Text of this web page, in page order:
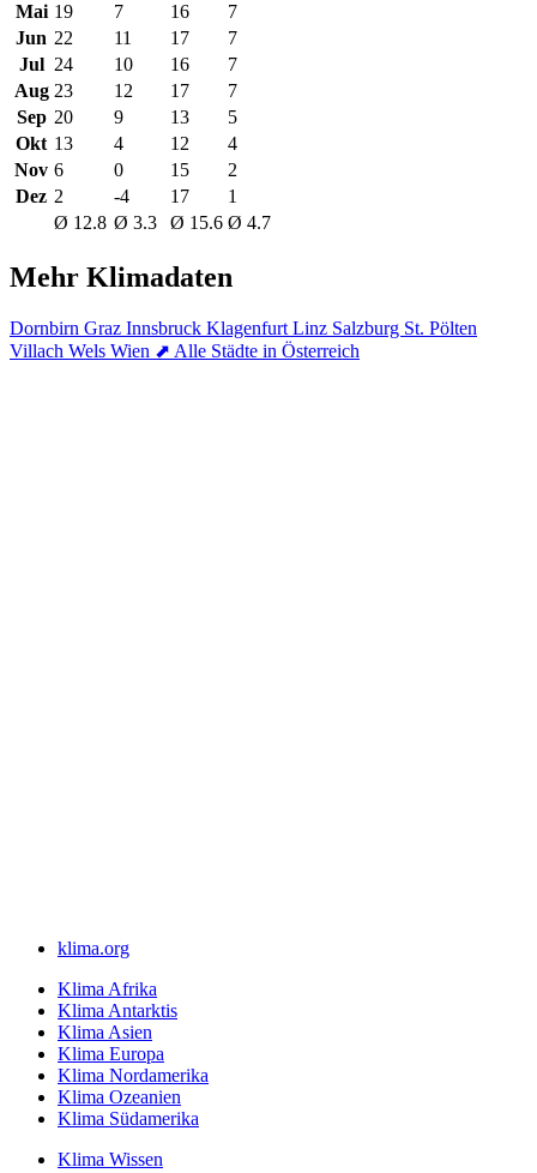
Mai 19 7 16
7
Jun 22 11 17
7
Jul 24 10 16
7
Aug 23 12 17
7
Sep 20 9 13
5
Okt 13 4 12
4
Nov 6 0 15
2
Dez 2 -4 17
1
Ø 12.8 Ø 3.3 Ø 15.6 Ø 4.7
Mehr Klimadaten
Dornbirn Graz Innsbruck Klagenfurt Linz Salzburg St. Pölten
Villach Wels Wien ⬈ Alle Städte in Österreich
klima.org
Klima Afrika
Klima Antarktis
Klima Asien
Klima Europa
Klima Nordamerika
Klima Ozeanien
Klima Südamerika
Klima Wissen